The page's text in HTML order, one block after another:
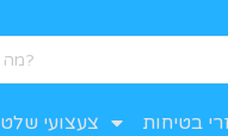
צעצועי שלט בטיחות